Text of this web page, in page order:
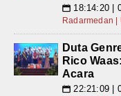
📅 18:14:20 |
Radarmedan
Duta
Rico
Acara
📅 22:21:09 |